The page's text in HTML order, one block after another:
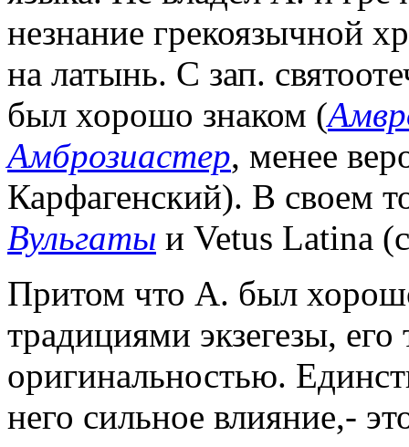
незнание грекоязычной
на латынь. С зап.
был хорошо знаком (
Амброзиастер, менее
Карфагенский). В своем
Вульгаты и Vetus Latina
Притом что А. был
традициями экзегезы,
оригинальностью.
него сильное влияние,-